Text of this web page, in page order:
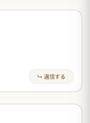
↳ 返信する